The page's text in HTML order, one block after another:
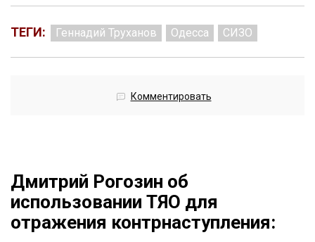
ТЕГИ: Геннадий Труханов Одесса СИЗО
Комментировать
Дмитрий Рогозин об
использовании ТЯО для
отражения контрнаступления: